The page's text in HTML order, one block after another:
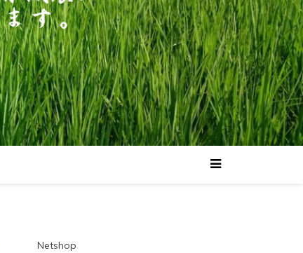
Netshop